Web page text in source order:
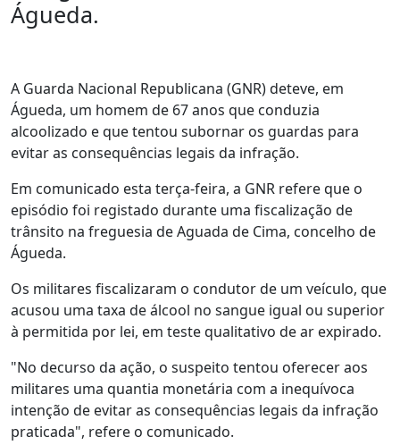
Águeda.
A Guarda Nacional Republicana (GNR) deteve, em
Águeda, um homem de 67 anos que conduzia
alcoolizado e que tentou subornar os guardas para
evitar as consequências legais da infração.
Em comunicado esta terça-feira, a GNR refere que o
episódio foi registado durante uma fiscalização de
trânsito na freguesia de Aguada de Cima, concelho de
Águeda.
Os militares fiscalizaram o condutor de um veículo, que
acusou uma taxa de álcool no sangue igual ou superior
à permitida por lei, em teste qualitativo de ar expirado.
"No decurso da ação, o suspeito tentou oferecer aos
militares uma quantia monetária com a inequívoca
intenção de evitar as consequências legais da infração
praticada", refere o comunicado.